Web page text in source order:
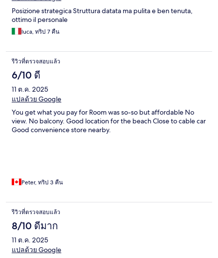
Posizione strategica Struttura datata ma pulita e ben tenuta,
ottimo il personale
luca, ทริป 7 คืน
รีวิวที่ตรวจสอบแล้ว
6/10 ดี
11 ต.ค. 2025
แปลด้วย Google
You get what you pay for Room was so-so but affordable No
view. No balcony. Good location for the beach Close to cable car
Good convenience store nearby.
Peter, ทริป 3 คืน
รีวิวที่ตรวจสอบแล้ว
8/10 ดีมาก
11 ต.ค. 2025
แปลด้วย Google